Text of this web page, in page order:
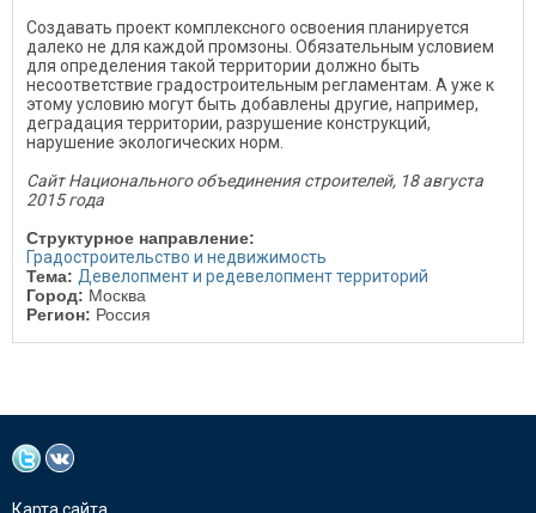
Создавать проект комплексного освоения планируется
далеко не для каждой промзоны. Обязательным условием
для определения такой территории должно быть
несоответствие градостроительным регламентам. А уже к
этому условию могут быть добавлены другие, например,
деградация территории, разрушение конструкций,
нарушение экологических норм.
Сайт Национального объединения строителей, 18 августа
2015 года
Структурное направление:
Градостроительство и недвижимость
Тема: Девелопмент и редевелопмент территорий
Город: Москва
Регион: Россия